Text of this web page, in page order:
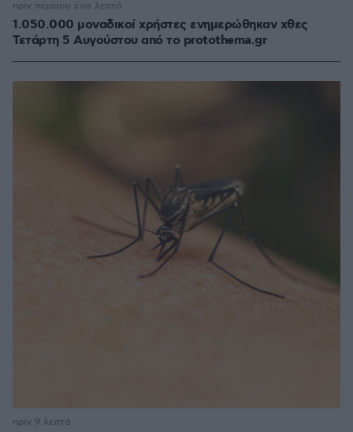
1.050.000 μοναδικοί χρήστες ενημερώθηκαν χθες
Τετάρτη 5 Αυγούστου από το protothema.gr
πριν περίπου ένα λεπτό
πριν 9 λεπτά